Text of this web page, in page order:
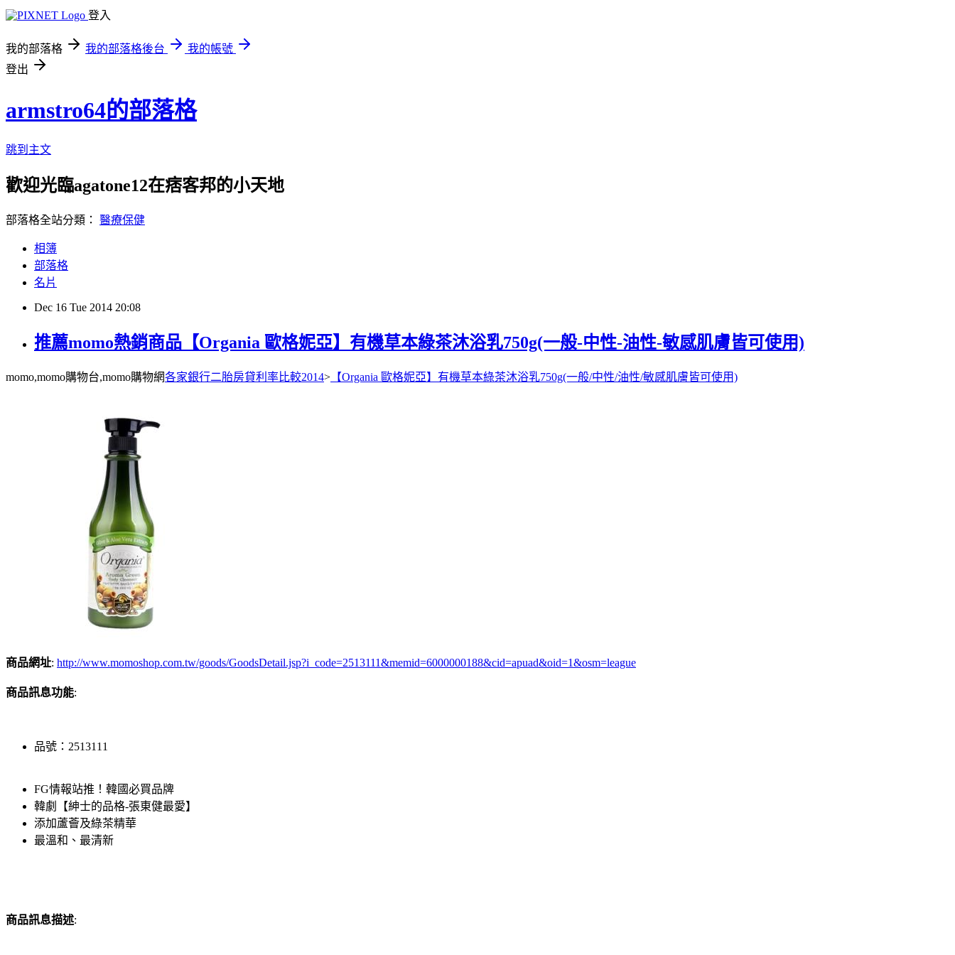
登入
我的部落格 我的部落格後台
我的帳號
登出
armstro64的部落格
跳到主文
歡迎光臨agatone12在痞客邦的小天地
部落格全站分類： 醫療保健
相簿
部落格
名片
Dec 16 Tue 2014 20:08
推薦momo熱銷商品【Organia 歐格妮亞】有機草本綠茶沐浴乳750g(一般-中性-油性-敏感肌膚皆可使用)
momo,momo購物台,momo購物網各家銀行二胎房貸利率比較2014> 【Organia 歐格妮亞】有機草本綠茶沐浴乳750g(一般/中性/油性/敏感肌膚皆可使用)
商品網址: http://www.momoshop.com.tw/goods/GoodsDetail.jsp?i_code=2513111&memid=6000000188&cid=apuad&oid=1&osm=league
商品訊息功能:
品號：2513111
FG情報站推！韓國必買品牌
韓劇【紳士的品格-張東健最愛】
添加蘆薈及綠茶精華
最溫和、最清新
商品訊息描述: